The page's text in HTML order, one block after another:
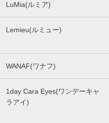
LuMia(ルミア)
Lemieu(ルミュー)
WANAF(ワナフ)
1day Cara Eyes(ワンデーキャ
ラアイ)